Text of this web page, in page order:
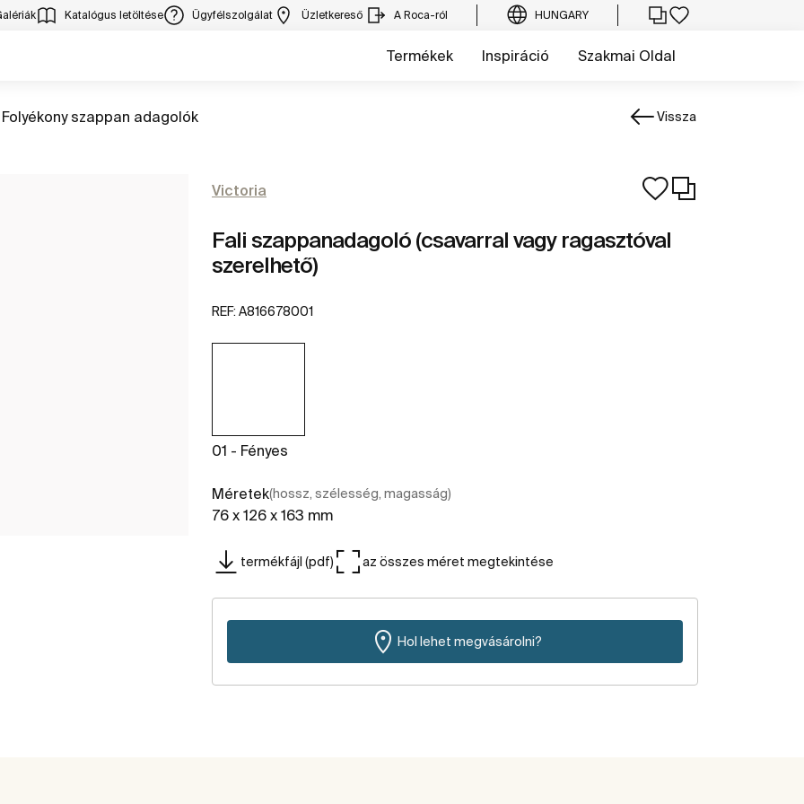
Katalógus letöltése Ügyfélszolgálat Üzletkereső A Roca-ról HUNGARY
Termékek Inspiráció Szakmai Oldal
Ugrás
Folyékony szappan adagolók Vissza
Victoria
Fali szappanadagoló (csavarral vagy ragasztóval
szerelhető)
REF: A816678001
01 - Fényes
Méretek(hossz, szélesség, magasság)
76 x 126 x 163 mm
termékfájl (pdf) az összes méret megtekintése
Hol lehet megvásárolni?